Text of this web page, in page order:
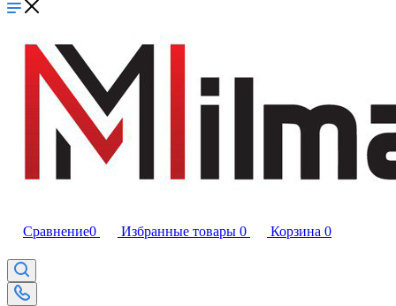
Сравнение0 Избранные товары 0 Корзина 0